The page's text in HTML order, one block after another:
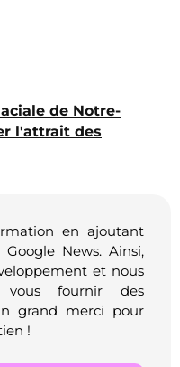
de Notre-
l'attrait des
en ajoutant
News. Ainsi,
et nous
fournir des
grand merci pour
!